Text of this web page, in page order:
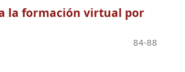
la formación virtual por
84-88